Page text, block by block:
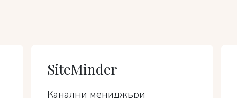
SiteMinder
Канални мениджъри